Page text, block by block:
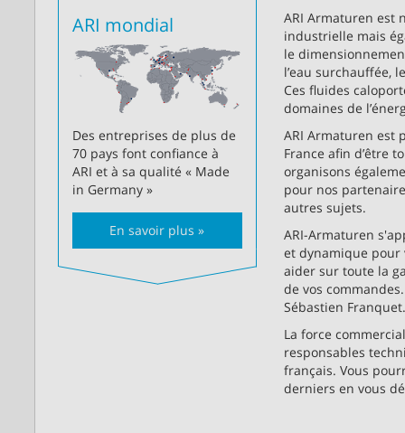
ARI Armaturen est
industrielle mais
le
l’eau surchauffée,
Ces fluides
domaines de
ARI Armaturen est
France afin d’être
organisons
pour nos
autres sujets.
ARI-Armaturen
et dynamique pour
aider sur toute la
de vos
Sébastien
La force
responsables
français. Vous
derniers en vous
ARI mondial
Des entreprises de plus de
70 pays font confiance à
ARI et à sa qualité « Made
in Germany »
En savoir plus »